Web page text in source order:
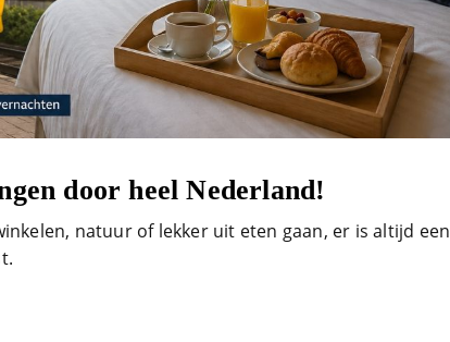
door heel Nederland!
natuur of lekker uit eten gaan, er is altijd een